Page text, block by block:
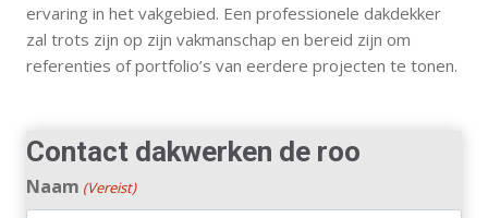
ervaring in het vakgebied. Een professionele dakdekker
zal trots zijn op zijn vakmanschap en bereid zijn om
referenties of portfolio’s van eerdere projecten te tonen.
Contact dakwerken de roo
Naam (Vereist)